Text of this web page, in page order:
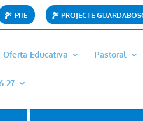
PIIE PROJECTE
Oferta Educativa Pastoral
27